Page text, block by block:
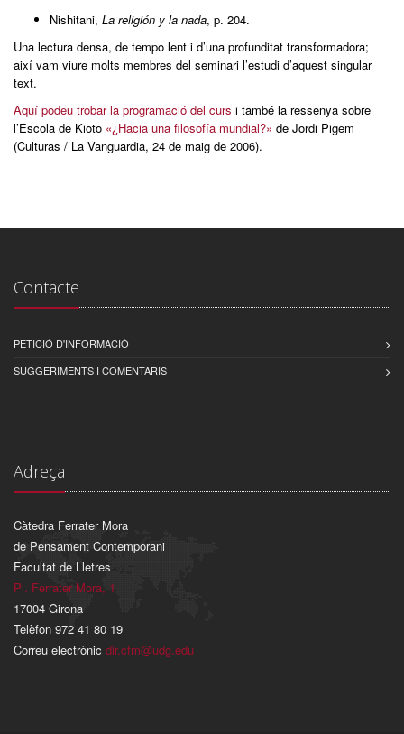
Nishitani, La religión y la nada, p. 204.
Una lectura densa, de tempo lent i d’una profunditat transformadora;
així vam viure molts membres del seminari l’estudi d’aquest singular
text.
Aquí podeu trobar la programació del curs i també la ressenya sobre
l’Escola de Kioto «¿Hacia una filosofía mundial?» de Jordi Pigem
(Culturas / La Vanguardia, 24 de maig de 2006).
Contacte
PETICIÓ D'INFORMACIÓ
SUGGERIMENTS I COMENTARIS
Adreça
Càtedra Ferrater Mora
de Pensament Contemporani
Facultat de Lletres
Pl. Ferrater Mora, 1
17004 Girona
Telèfon 972 41 80 19
Correu electrònic dir.cfm@udg.edu